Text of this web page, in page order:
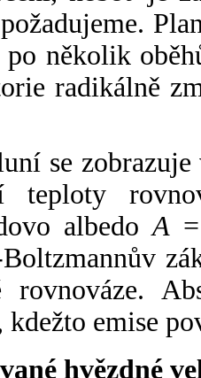
několik
radikálně
se
teploty
albedoA
rovnováze.
emise
hvězdné